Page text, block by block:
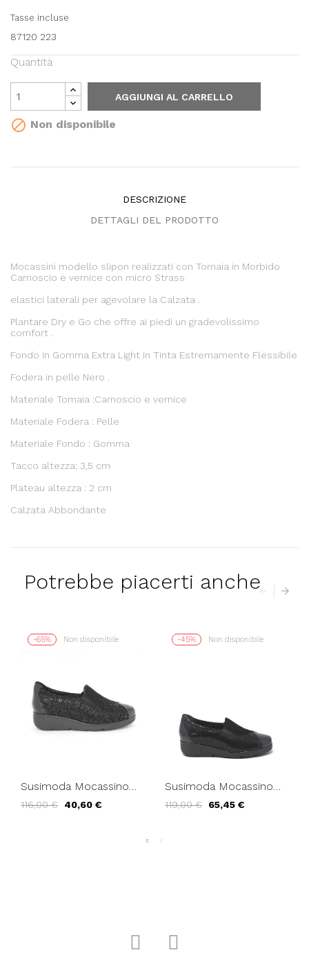
Tasse incluse
87120 223
Quantità
AGGIUNGI AL CARRELLO
 Non disponibile
DESCRIZIONE
DETTAGLI DEL PRODOTTO
Mocassini modello slipon realizzati con Tomaia in Morbido
Camoscio e vernice con micro Strass
elastici laterali per agevolare la Calzata .
Plantare Dry e Go che offre ai piedi un gradevolissimo
comfort .
Fondo in Gomma Extra Light in Tinta Estremamente Flessibile
Fodera in pelle Nero .
Materiale Tomaia :Camoscio e vernice
Materiale Fodera : Pelle
Materiale Fondo : Gomma
Tacco altezza: 3,5 cm
Plateau altezza : 2 cm
Calzata Abbondante
Potrebbe piacerti anche
-65% Non disponibile
Susimoda Mocassino
Camoscio Nero
116,00 € 40,60 €
-45% Non disponibile
Susimoda Mocassino
Strass Camoscio Nero
119,00 € 65,45 €